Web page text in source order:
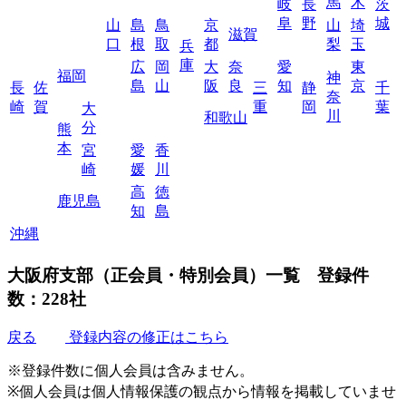
岐
阜
長
野
茨
城
山
口
島
根
鳥
取
兵
庫
京
都
滋賀
山
梨
埼
玉
長
崎
佐
賀
福岡
広
島
岡
山
大
阪
奈
良
三
重
愛
知
静
岡
神
奈
川
東
京
千
葉
熊
本
大
分
和歌山
宮
崎
愛
媛
香
川
鹿児島
高
知
徳
島
沖縄
大阪府支部（正会員・特別会員）一覧 登録件
数：228社
戻る 登録内容の修正はこちら
※登録件数に個人会員は含みません。
※個人会員は個人情報保護の観点から情報を掲載していませ